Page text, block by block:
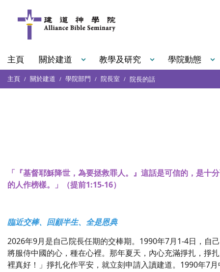
主頁 關於建道 教學及研究 學院動態
主頁 關於建道 學院部門 院長室 院長的話
「『基督耶穌降世，為要拯救罪人。』這話是可信的，是
的人作榜樣。」（提前1:15-16）
臨近交棒、回顧半生、全是恩典
2026年9月是自己院長任期的交棒期。1990年7月1-4日，自
將服侍中國的心，種在心裡。那年夏天，內心充滿掙扎，掙
裡真好！」掙扎化作平安，就立刻申請入讀建道。1990年7